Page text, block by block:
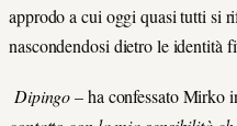
approdo a cui oggi quasi tutti si
nascondendosi dietro le identità
Dipingo– ha confessato Mirko